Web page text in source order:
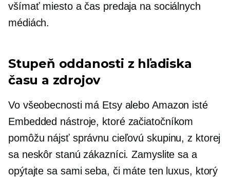
všímať miesto a čas predaja na sociálnych
médiách.
Stupeň oddanosti z hľadiska
času a zdrojov
Vo všeobecnosti má Etsy alebo Amazon isté
Embedded nástroje, ktoré začiatočníkom
pomôžu nájsť správnu cieľovú skupinu, z ktorej
sa neskôr stanú zákazníci. Zamyslite sa a
opýtajte sa sami seba, či máte ten luxus, ktorý